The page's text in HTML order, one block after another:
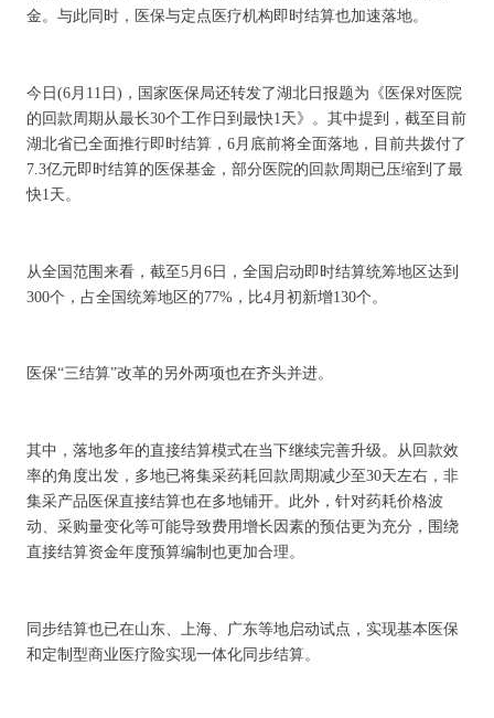
金。与此同时，医保与定点医疗机构即时结算也加速落地。
今日(6月11日)，国家医保局还转发了湖北日报题为《医保对医院
的回款周期从最长30个工作日到最快1天》。其中提到，截至目前
湖北省已全面推行即时结算，6月底前将全面落地，目前共拨付了
7.3亿元即时结算的医保基金，部分医院的回款周期已压缩到了最
快1天。
从全国范围来看，截至5月6日，全国启动即时结算统筹地区达到
300个，占全国统筹地区的77%，比4月初新增130个。
医保“三结算”改革的另外两项也在齐头并进。
其中，落地多年的直接结算模式在当下继续完善升级。从回款效
率的角度出发，多地已将集采药耗回款周期减少至30天左右，非
集采产品医保直接结算也在多地铺开。此外，针对药耗价格波
动、采购量变化等可能导致费用增长因素的预估更为充分，围绕
直接结算资金年度预算编制也更加合理。
同步结算也已在山东、上海、广东等地启动试点，实现基本医保
和定制型商业医疗险实现一体化同步结算。